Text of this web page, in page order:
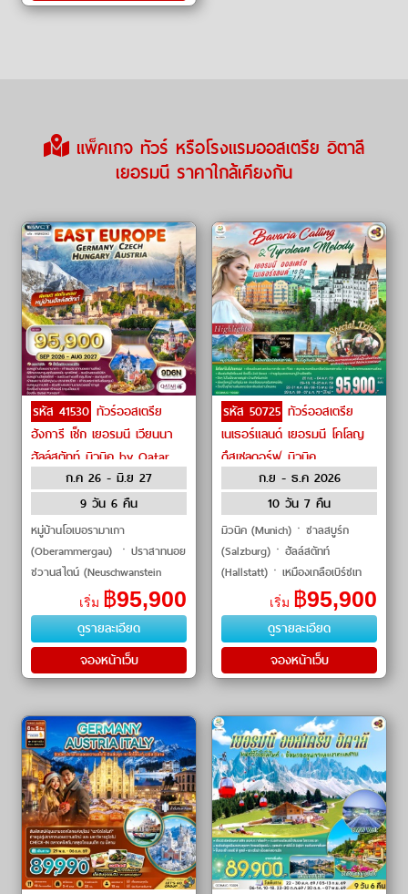
แพ็คเกจ ทัวร์ หรือโรงแรมออสเตรีย อิตาลี
เยอรมนี ราคาใกล้เคียงกัน
รหัส 41530 ทัวร์ออสเตรีย
ฮังการี เช็ก เยอรมนี เวียนนา
ฮัลล์สตัทท์ มิวนิค by Qatar
Airwaysก.ค 26 - มิ.ย 27
9 วัน 6 คืน
หมู่บ้านโอเบอรามาเกา
(Oberammergau) ㆍปราสาทนอย
ชวานสไตน์ (Neuschwanstein
Castle) ㆍยอดเขาซุกสปิตเซ่
(Zugspitze) ㆍซอลส์เบิร์ก
(Salzburg) ㆍสวนมิราเบ
เริ่ม ฿95,900
ดูรายละเอียด
จองหน้าเว็บ
รหัส 50725 ทัวร์ออสเตรีย
เนเธอร์แลนด์ เยอรมนี โคโลญ
ดึสเซลดอร์ฟ มิวนิค
อัมสเตอร์ดัม นูเรมเบิร์ก แฟ
รงก์เฟิร์ต by THAI Airways
ก.ย - ธ.ค 2026
10 วัน 7 คืน
มิวนิค (Munich)ㆍซาลสบูร์ก
(Salzburg)ㆍฮัลล์สตัทท์
(Hallstatt)ㆍเหมืองเกลือเบิร์ชเท
สกาเด้น (Berchtesgaden Salt
Mine)ㆍอินส์บรูค (Innsbruck)ㆍ
ปราสาทนอยช�
เริ่ม ฿95,900
ดูรายละเอียด
จองหน้าเว็บ